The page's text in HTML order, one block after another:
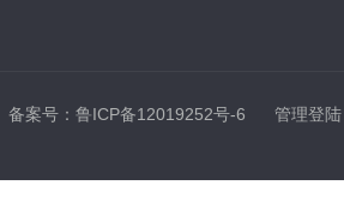
备案号：鲁ICP备12019252号-6 管理登陆